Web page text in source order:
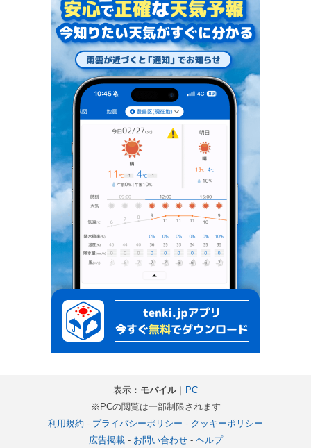
表示： モバイル｜ PC
※PCの閲覧は一部制限されます
利用規約 - プライバシーポリシー - クッキーポリシー
広告掲載- お問い合わせ- ヘルプ